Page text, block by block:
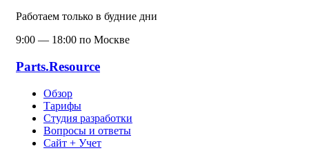
Работаем только в будние дни
9:00 — 18:00 по Москве
Parts.Resource
Обзор
Тарифы
Студия разработки
Вопросы и ответы
Сайт + Учет